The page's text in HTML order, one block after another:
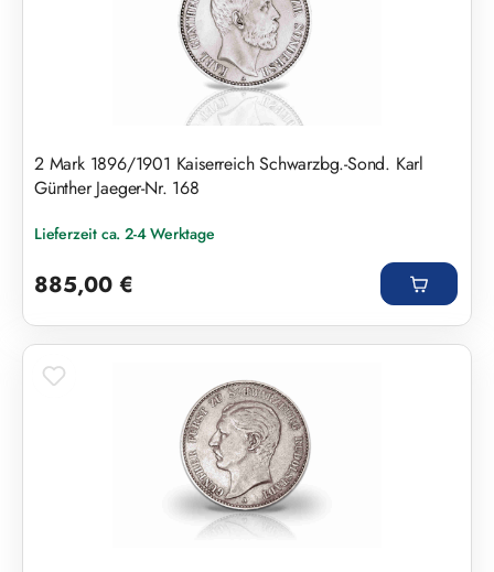
2 Mark 1896/1901 Kaiserreich Schwarzbg.-Sond. Karl
Günther Jaeger-Nr. 168
Lieferzeit ca. 2-4 Werktage
885,00 €